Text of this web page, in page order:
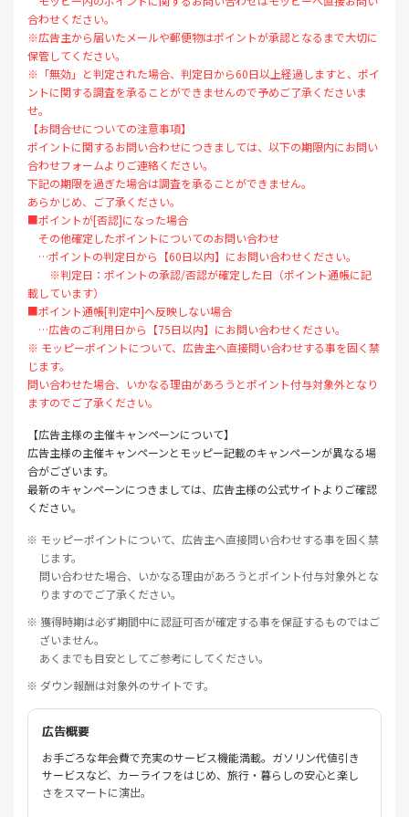
合わせください。
※広告主から届いたメールや郵便物はポイントが承認となるまで大切に
保管してください。
※「無効」と判定された場合、判定日から60日以上経過しますと、ポイ
ントに関する調査を承ることができませんので予めご了承くださいま
せ。
【お問合せについての注意事項】
ポイントに関するお問い合わせにつきましては、以下の期限内にお問い
合わせフォームよりご連絡ください。
下記の期限を過ぎた場合は調査を承ることができません。
あらかじめ、ご了承ください。
■ポイントが[否認]になった場合
その他確定したポイントについてのお問い合わせ
…ポイントの判定日から【60日以内】にお問い合わせください。
※判定日：ポイントの承認/否認が確定した日（ポイント通帳に記
載しています）
■ポイント通帳[判定中]へ反映しない場合
…広告のご利用日から【75日以内】にお問い合わせください。
※ モッピーポイントについて、広告主へ直接問い合わせする事を固く禁
じます。
問い合わせた場合、いかなる理由があろうとポイント付与対象外となり
ますのでご了承ください。
【広告主様の主催キャンペーンについて】
広告主様の主催キャンペーンとモッピー記載のキャンペーンが異なる場
合がございます。
最新のキャンペーンにつきましては、広告主様の公式サイトよりご確認
ください。
※ モッピーポイントについて、広告主へ直接問い合わせする事を固く禁
じます。
問い合わせた場合、いかなる理由があろうとポイント付与対象外とな
りますのでご了承ください。
※ 獲得時期は必ず期間中に認証可否が確定する事を保証するものではご
ざいません。
あくまでも目安としてご参考にしてください。
※ ダウン報酬は対象外のサイトです。
広告概要
お手ごろな年会費で充実のサービス機能満載。ガソリン代値引き
サービスなど、カーライフをはじめ、旅行・暮らしの安心と楽し
さをスマートに演出。